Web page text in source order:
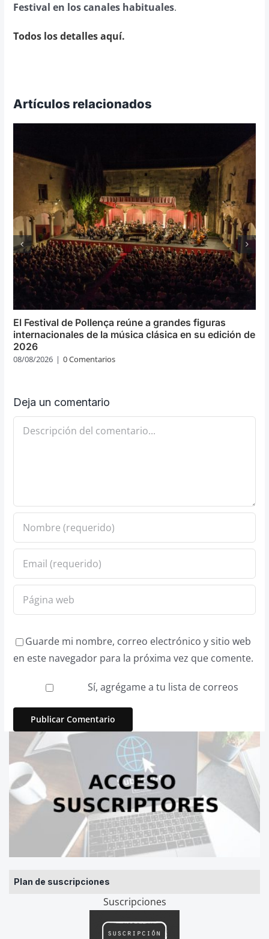
Plan de suscripciones
Suscripciones
Festival en los canales habituales.
Todos los detalles aquí.
Artículos relacionados
El Festival de Pollença reúne a grandes figuras
internacionales de la música clásica en su edición de
2026
08/08/2026 | 0 Comentarios
Deja un comentario
Comentario
Guarde mi nombre, correo electrónico y sitio web
en este navegador para la próxima vez que comente.
Sí, agrégame a tu lista de correos